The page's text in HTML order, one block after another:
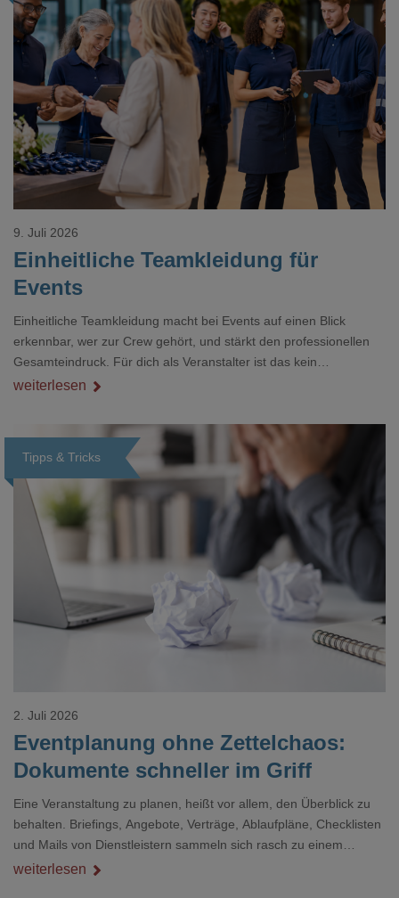
Loading...
Einheitliche Teamkleidung für
Events
9. Juli 2026
Einheitliche Teamkleidung macht bei Events auf einen Blick
erkennbar, wer zur Crew gehört, und stärkt den professionellen
Gesamteindruck. Für dich als Veranstalter ist das kein
Nebenthema: Bei Textilien mit Stickerei oder mehreren
weiterlesen
Tipps & Tricks
Loading...
Eventplanung ohne Zettelchaos:
Dokumente schneller im Griff
2. Juli 2026
Eine Veranstaltung zu planen, heißt vor allem, den Überblick zu
behalten. Briefings, Angebote, Verträge, Ablaufpläne, Checklisten
und Mails von Dienstleistern sammeln sich rasch zu einem
unübersichtlichen Stapel. Wer schon einmal kurz vor einem Event
weiterlesen